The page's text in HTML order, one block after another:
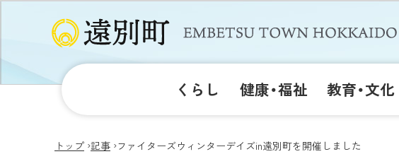
くらし 健康・福祉 教育・文化
トップ ›記事 ›ファイターズウィンターデイズin遠別町を開催しました